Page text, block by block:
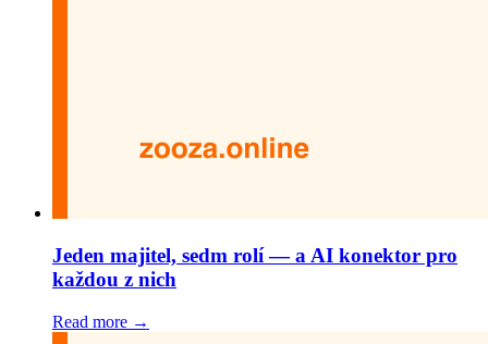
Jeden majitel, sedm rolí — a AI konektor pro
každou z nich
Read more →